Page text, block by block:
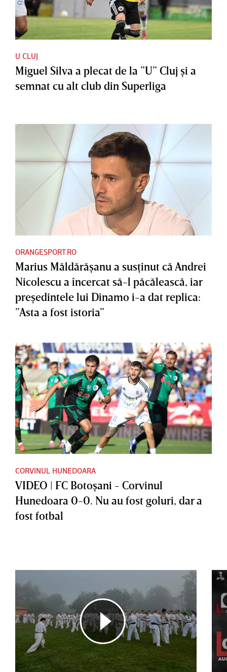
U CLUJ
Miguel Silva a plecat de la ”U” Cluj şi a
semnat cu alt club din Superliga
ORANGESPORT.RO
Marius Măldărăşanu a susţinut că Andrei
Nicolescu a încercat să-l păcălească, iar
preşedintele lui Dinamo i-a dat replica:
”Asta a fost istoria”
CORVINUL HUNEDOARA
VIDEO | FC Botoşani - Corvinul
Hunedoara 0-0. Nu au fost goluri, dar a
fost fotbal